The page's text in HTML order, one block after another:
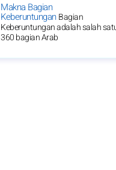
Makna Bagian
KeberuntunganBagian
Keberuntungan adalah salah
360 bagian Arab